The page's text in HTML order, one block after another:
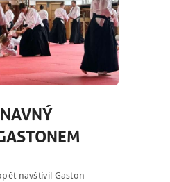
navštívil Gaston